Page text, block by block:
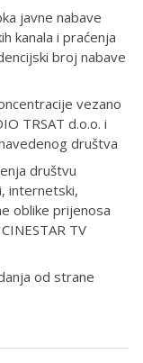
javne nabave
kanala i praćenja
broj nabave
vezano
TRSAT d.o.o. i
društva
društvu
internetski,
oblike prijenosa
TV
od strane